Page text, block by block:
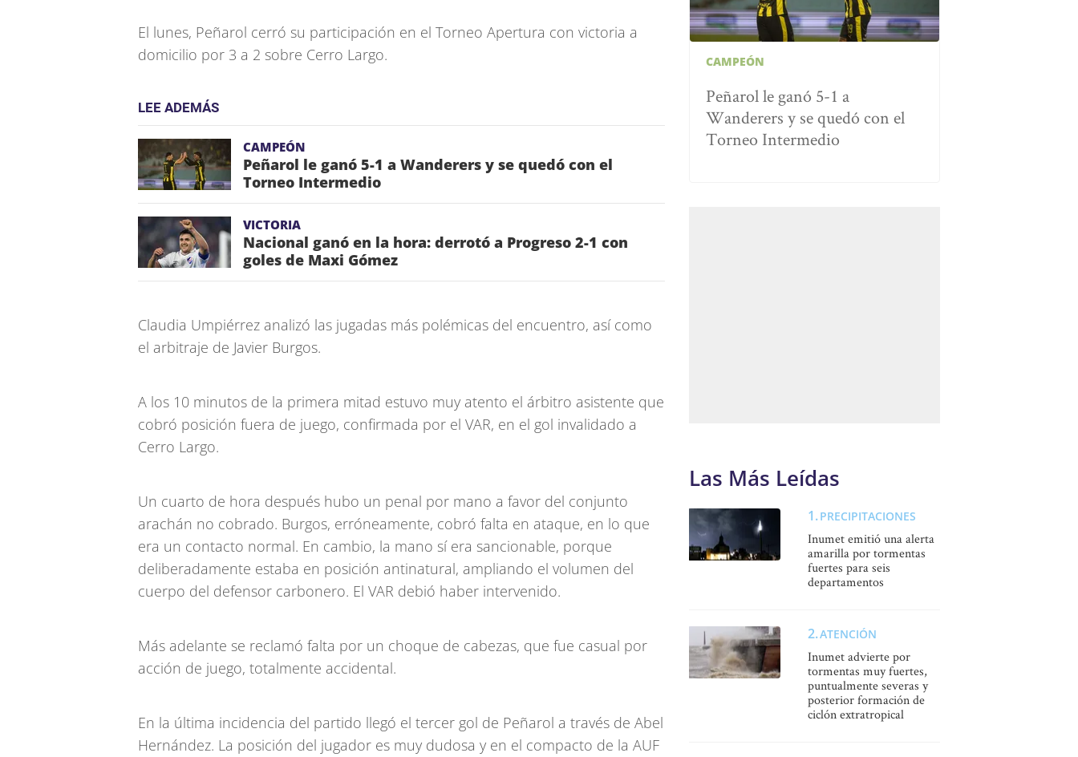
El lunes, Peñarol cerró su participación en el Torneo Apertura con victoria a
domicilio por 3 a 2 sobre Cerro Largo.
LEE ADEMÁS
CAMPEÓN
Peñarol le ganó 5-1 a Wanderers y se quedó con el
Torneo Intermedio
VICTORIA
Nacional ganó en la hora: derrotó a Progreso 2-1 con
goles de Maxi Gómez
Claudia Umpiérrez analizó las jugadas más polémicas del encuentro, así como
el arbitraje de Javier Burgos.
A los 10 minutos de la primera mitad estuvo muy atento el árbitro asistente que
cobró posición fuera de juego, confirmada por el VAR, en el gol invalidado a
Cerro Largo.
Un cuarto de hora después hubo un penal por mano a favor del conjunto
arachán no cobrado. Burgos, erróneamente, cobró falta en ataque, en lo que
era un contacto normal. En cambio, la mano sí era sancionable, porque
deliberadamente estaba en posición antinatural, ampliando el volumen del
cuerpo del defensor carbonero. El VAR debió haber intervenido.
Más adelante se reclamó falta por un choque de cabezas, que fue casual por
acción de juego, totalmente accidental.
En la última incidencia del partido llegó el tercer gol de Peñarol a través de Abel
Hernández. La posición del jugador es muy dudosa y en el compacto de la AUF
CAMPEÓN
Peñarol le ganó 5-1 a
Wanderers y se quedó con el
Torneo Intermedio
Las Más Leídas
PRECIPITACIONES
Inumet emitió una alerta
amarilla por tormentas
fuertes para seis
departamentos
ATENCIÓN
Inumet advierte por
tormentas muy fuertes,
puntualmente severas y
posterior formación de
ciclón extratropical